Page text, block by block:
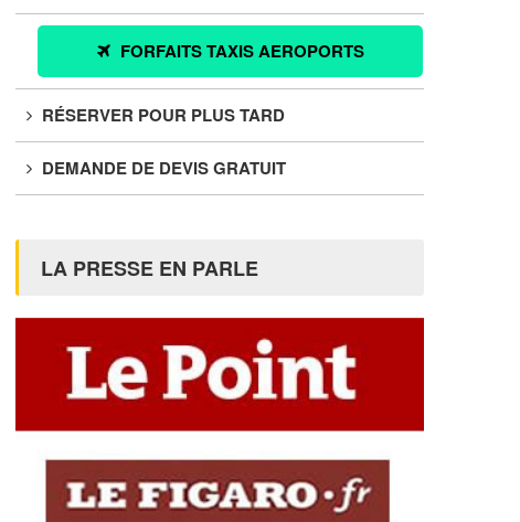
FORFAITS TAXIS AEROPORTS
RÉSERVER POUR PLUS TARD
DEMANDE DE DEVIS GRATUIT
LA PRESSE EN PARLE